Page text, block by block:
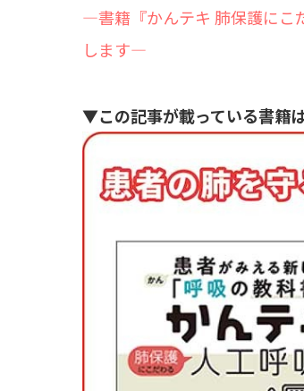
―書籍『かんテキ 肺保護にこ
します―
▼この記事が載っている書籍